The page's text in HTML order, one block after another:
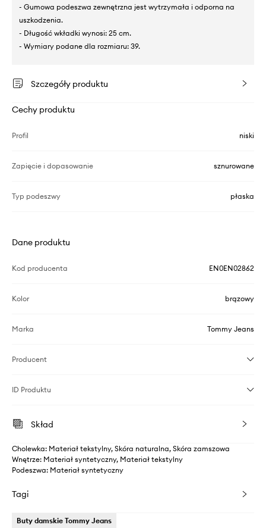
- Gumowa podeszwa zewnętrzna jest wytrzymała i odporna na
uszkodzenia.
- Długość wkładki wynosi: 25 cm.
- Wymiary podane dla rozmiaru: 39.
Szczegóły produktu
Cechy produktu
Profil niski
Zapięcie i dopasowanie sznurowane
Typ podeszwy płaska
Dane produktu
Kod producenta EN0EN02862
Kolor brązowy
Marka Tommy Jeans
Producent
ID Produktu
Skład
Cholewka: Materiał tekstylny, Skóra naturalna, Skóra zamszowa
Wnętrze: Materiał syntetyczny, Materiał tekstylny
Podeszwa: Materiał syntetyczny
Tagi
Buty damskie Tommy Jeans